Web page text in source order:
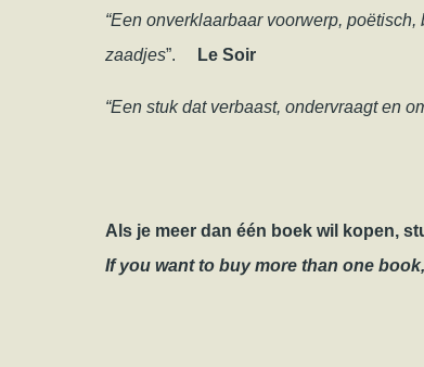
“Een onverklaarbaar voorwerp,
zaadjes”. Le Soir
“Een stuk dat verbaast, ondervraagt en
Als je meer dan één boek wil kopen,
If you want to buy more than one